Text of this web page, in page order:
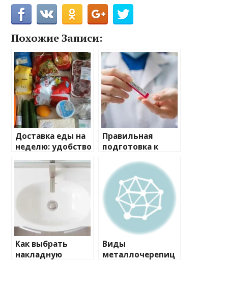
Похожие Записи:
Доставка еды на
неделю: удобство
и забота о вашем
рационе
Правильная
подготовка к
исследованиям
для получения
точных
медицинских
результатов
Как выбрать
накладную
Виды
металлочерепиц